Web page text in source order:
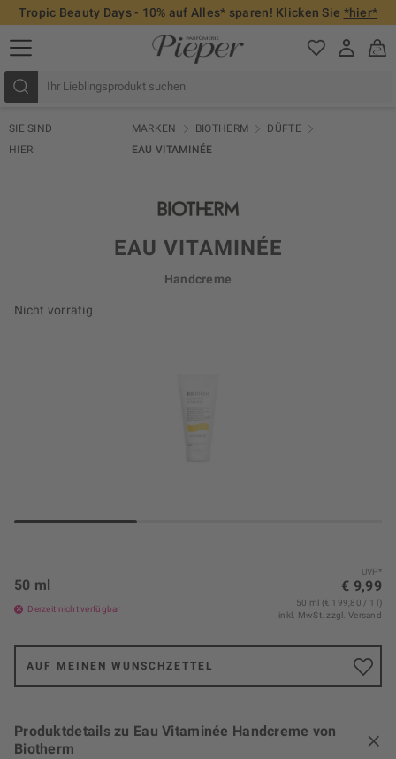
Tropic Beauty Days - 10% auf Alles* sparen! Klicken Sie *hier*
SIE SIND
HIER:
MARKEN BIOTHERM
DÜFTE
EAU VITAMINÉE
Nicht vorrätig
EAU VITAMINÉE
Handcreme
UVP*
€ 9,99
50 ml
Derzeit nicht verfügbar
50 ml (€ 199,80 / 1 l)
inkl. MwSt.zzgl. Versand
AUF MEINEN WUNSCHZETTEL
Produktdetails zu Eau Vitaminée Handcreme von
Biotherm